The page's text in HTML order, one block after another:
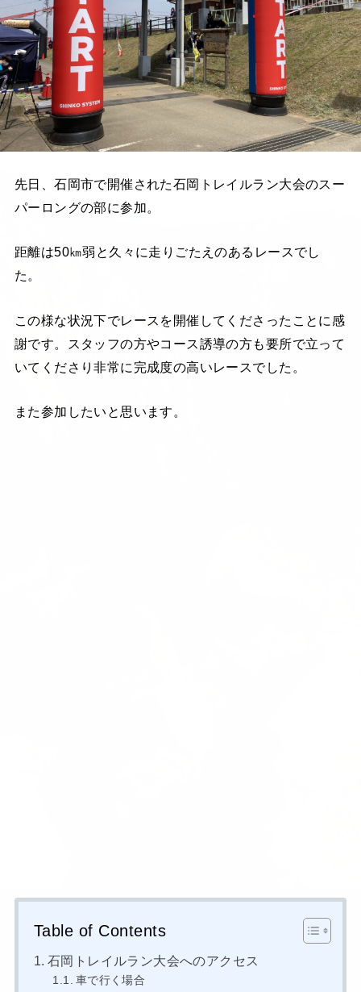
先日、石岡市で開催された石岡トレイルラン大会のスー
パーロングの部に参加。
距離は50㎞弱と久々に走りごたえのあるレースでし
た。
この様な状況下でレースを開催してくださったことに感
謝です。スタッフの方やコース誘導の方も要所で立って
いてくださり非常に完成度の高いレースでした。
また参加したいと思います。
Table of Contents
石岡トレイルラン大会へのアクセス
車で行く場合